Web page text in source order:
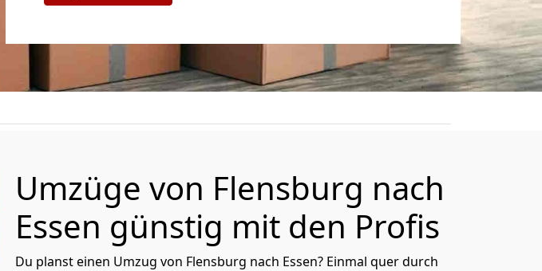
Umzüge von Flensburg nach
Essen günstig mit den Profis
Du planst einen Umzug von Flensburg nach Essen? Einmal quer durch